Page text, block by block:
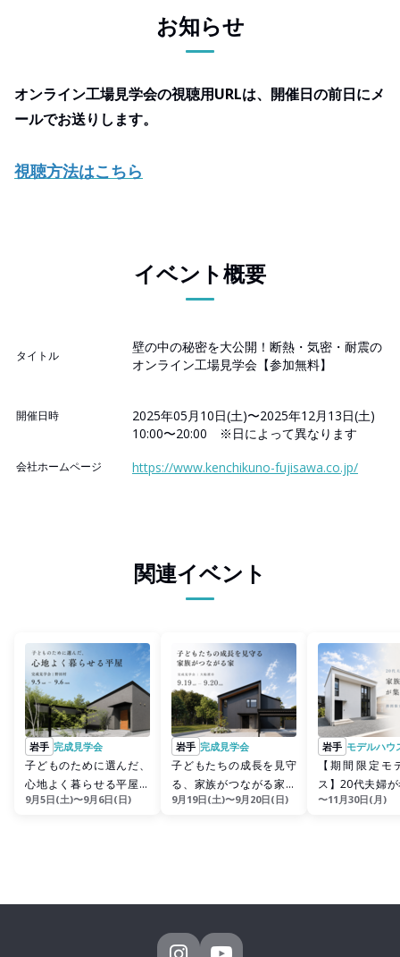
お知らせ
オンライン工場見学会の視聴用URLは、開催日の前日にメ
ールでお送りします。
視聴方法はこちら
イベント概要
タイトル
壁の中の秘密を大公開！断熱・気密・耐震の
オンライン工場見学会【参加無料】
開催日時
2025年05月10日(土)〜2025年12月13日(土)
10:00〜20:00 ※日によって異なります
会社ホームページ https://www.kenchikuno-fujisawa.co.jp/
関連イベント
岩手 完成見学会
子どものために選んだ、
心地よく暮らせる平屋｜
野田村
9月5日(土)〜9月6日(日)
岩手 完成見学会
子どもたちの成長を見守
る、家族がつながる家｜
大船渡市
9月19日(土)〜9月20日(日)
岩手 モデルハウ
【期間限定モ
ス】20代夫婦
家族の「ただ
〜11月30日(月)